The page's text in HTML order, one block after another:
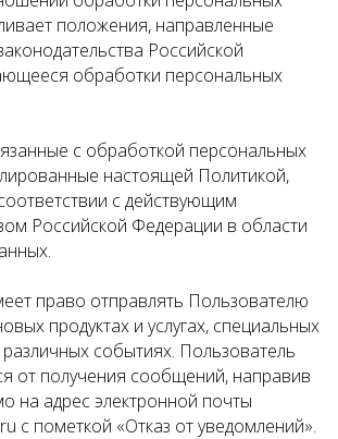
положения, направленные
Российской
обработки персональных
с обработкой персональных
настоящей Политикой,
с действующим
Российской Федерации в области
право отправлять Пользователю
продуктах и услугах, специальных
событиях. Пользователь
от получения сообщений, направив
на адрес электронной почты
с пометкой «Отказ от уведомлений».